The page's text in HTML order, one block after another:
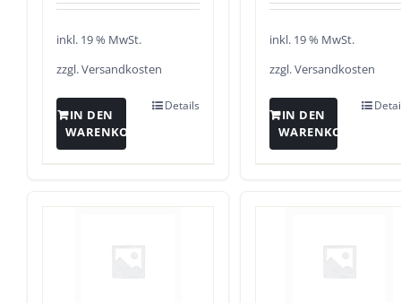
inkl. 19 % MwSt.
zzgl.Versandkosten
IN DEN
WARENKORB
Details
inkl. 19 % MwSt.
zzgl.Versandkosten
IN DEN
WARENKORB